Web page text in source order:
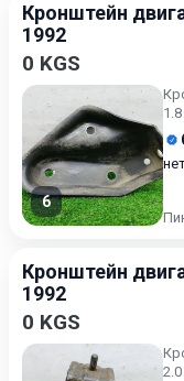
Кронштейн
1992
0 KGS
6
Кронштейн
1992
0 KGS